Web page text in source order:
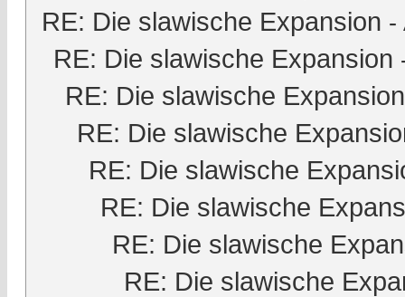
RE: Die slawische Expansion -
RE: Die slawische Expansion
RE: Die slawische Expansion
RE: Die slawische
RE: Die slawische
RE: Die slawische
RE: Die slawische
RE: Die slawische